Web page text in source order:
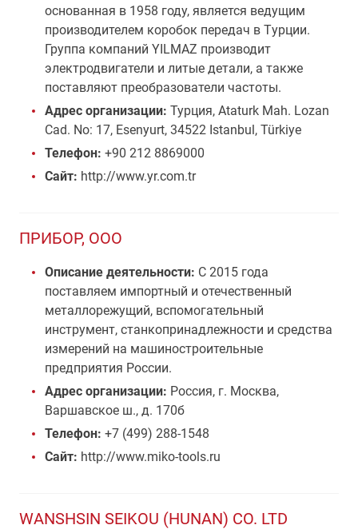
основанная в 1958 году, является ведущим
производителем коробок передач в Tурции.
Группа компаний YILMAZ производит
электродвигатели и литые детали, а также
поставляют преобразователи частоты.
Адрес организации: Турция, Ataturk Mah. Lozan
Cad. No: 17, Esenyurt, 34522 Istanbul, Türkiye
Телефон: +90 212 8869000
Сайт: http://www.yr.com.tr
ПРИБОР, ООО
Описание деятельности: С 2015 года
поставляем импортный и отечественный
металлорежущий, вспомогательный
инструмент, станкопринадлежности и средства
измерений на машиностроительные
предприятия России.
Адрес организации: Россия, г. Москва,
Варшавское ш., д. 170б
Телефон: +7 (499) 288-1548
Сайт: http://www.miko-tools.ru
WANSHSIN SEIKOU (HUNAN) CO. LTD